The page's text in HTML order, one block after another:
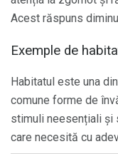
Acest răspuns
Exemple de
Habitatul este una
comune forme de
stimuli neesențiali și
care necesită cu